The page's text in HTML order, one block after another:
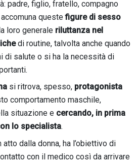
padre, figlio, fratello, compagno
questefigure di sesso
loro generale riluttanza nel
di routine, talvolta anche quando
di salute o si ha la necessità di
si ritrova, spesso, protagonista
comportamento maschile,
situazione e cercando, in prima
lo specialista.
dalla donna, ha l’obiettivo di
con il medico così da arrivare